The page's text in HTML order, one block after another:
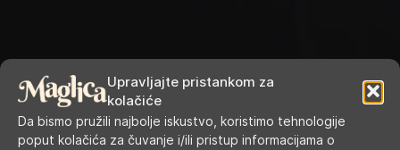
Upravljajte pristankom za
kolačiće
Da bismo pružili najbolje iskustvo, koristimo tehnologije
poput kolačića za čuvanje i/ili pristup informacijama o